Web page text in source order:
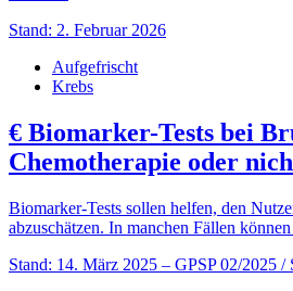
Stand: 2. Februar 2026
Aufgefrischt
Krebs
€ Biomarker-Tests bei
Chemotherapie oder
Biomarker-Tests sollen helfen, den
abzuschätzen. In manchen Fällen
Stand: 14. März 2025 – GPSP 02/2025 /